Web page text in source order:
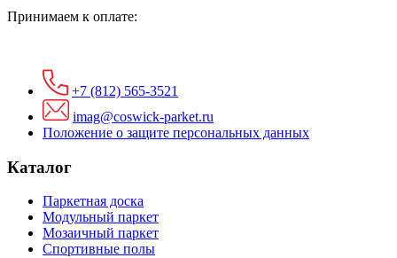
Принимаем к оплате:
+7 (812) 565-3521
imag@coswick-parket.ru
Положение о защите персональных данных
Каталог
Паркетная доска
Модульный паркет
Мозаичный паркет
Спортивные полы